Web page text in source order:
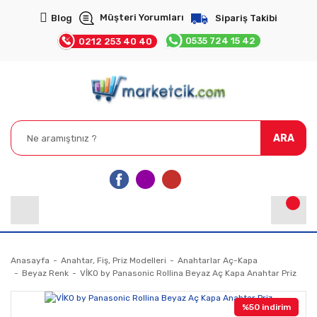
Blog Müşteri Yorumları Sipariş Takibi
0212 253 40 40 0535 724 15 42
ARA
Anasayfa Anahtar, Fiş, Priz Modelleri
Anahtarlar Aç-Kapa
Beyaz Renk
VİKO by Panasonic Rollina Beyaz Aç Kapa Anahtar Priz
%50 indirim